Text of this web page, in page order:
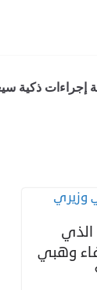
إجراءات ذكية
وهبي